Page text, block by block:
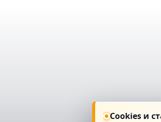
Cookies и